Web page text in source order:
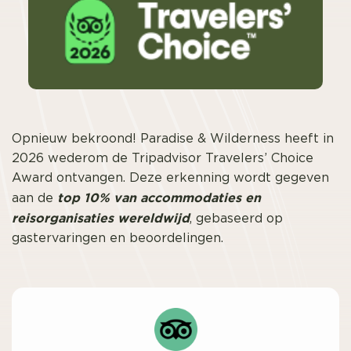
Opnieuw bekroond! Paradise & Wilderness heeft in
2026 wederom de Tripadvisor Travelers’ Choice
Award ontvangen. Deze erkenning wordt gegeven
aan de top 10% van accommodaties en
reisorganisaties wereldwijd, gebaseerd op
gastervaringen en beoordelingen.